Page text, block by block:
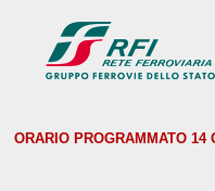
ORARIO PROGRAMMATO